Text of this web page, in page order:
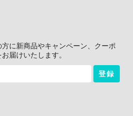
に新商品やキャンペーン、クーポ
届けいたします。
登録